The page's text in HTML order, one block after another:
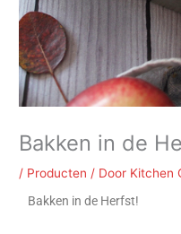
Bakken in de
/ Producten / Door Kitchen
Bakken in de Herfst!